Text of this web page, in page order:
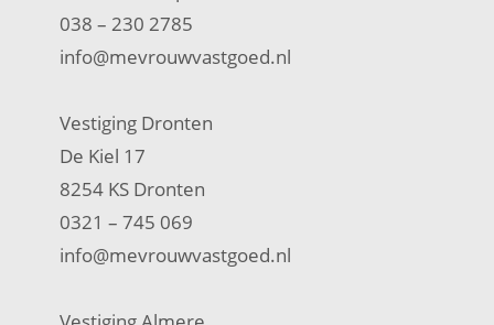
038 – 230 2785
info@mevrouwvastgoed.nl
Vestiging Dronten
De Kiel 17
8254 KS Dronten
0321 – 745 069
info@mevrouwvastgoed.nl